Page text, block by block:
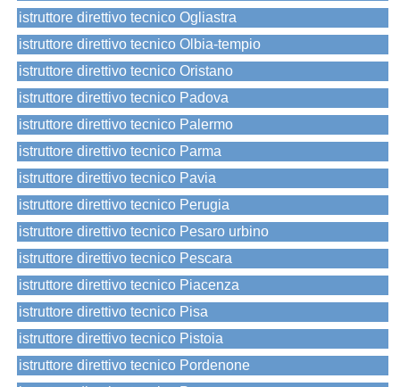
istruttore direttivo tecnico Ogliastra
istruttore direttivo tecnico Olbia-tempio
istruttore direttivo tecnico Oristano
istruttore direttivo tecnico Padova
istruttore direttivo tecnico Palermo
istruttore direttivo tecnico Parma
istruttore direttivo tecnico Pavia
istruttore direttivo tecnico Perugia
istruttore direttivo tecnico Pesaro urbino
istruttore direttivo tecnico Pescara
istruttore direttivo tecnico Piacenza
istruttore direttivo tecnico Pisa
istruttore direttivo tecnico Pistoia
istruttore direttivo tecnico Pordenone